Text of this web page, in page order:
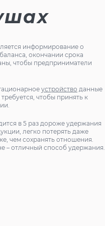
информирование о
окончании срока
чтобы предприниматели
устройство данные
чтобы принять к
в 5 раз дороже удержания
легко потерять даже
чем сохранять отношения.
– отличный способ удержания.